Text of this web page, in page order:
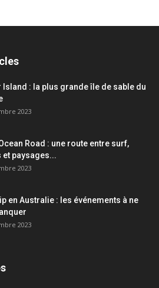
Island : la plus grande île de sable du
2023
Road : une route entre surf,
et paysages...
2023
en Australie : les événements à ne
2023